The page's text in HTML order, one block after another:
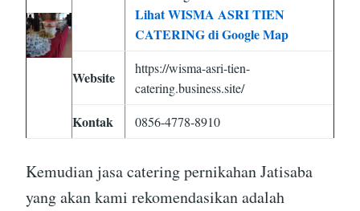
Lihat WISMA ASRI TIEN
CATERING di Google Map
Website
https://wisma-asri-tien-
catering.business.site/
Kontak 0856-4778-8910
Kemudian jasa catering pernikahan Jatisaba
yang akan kami rekomendasikan adalah